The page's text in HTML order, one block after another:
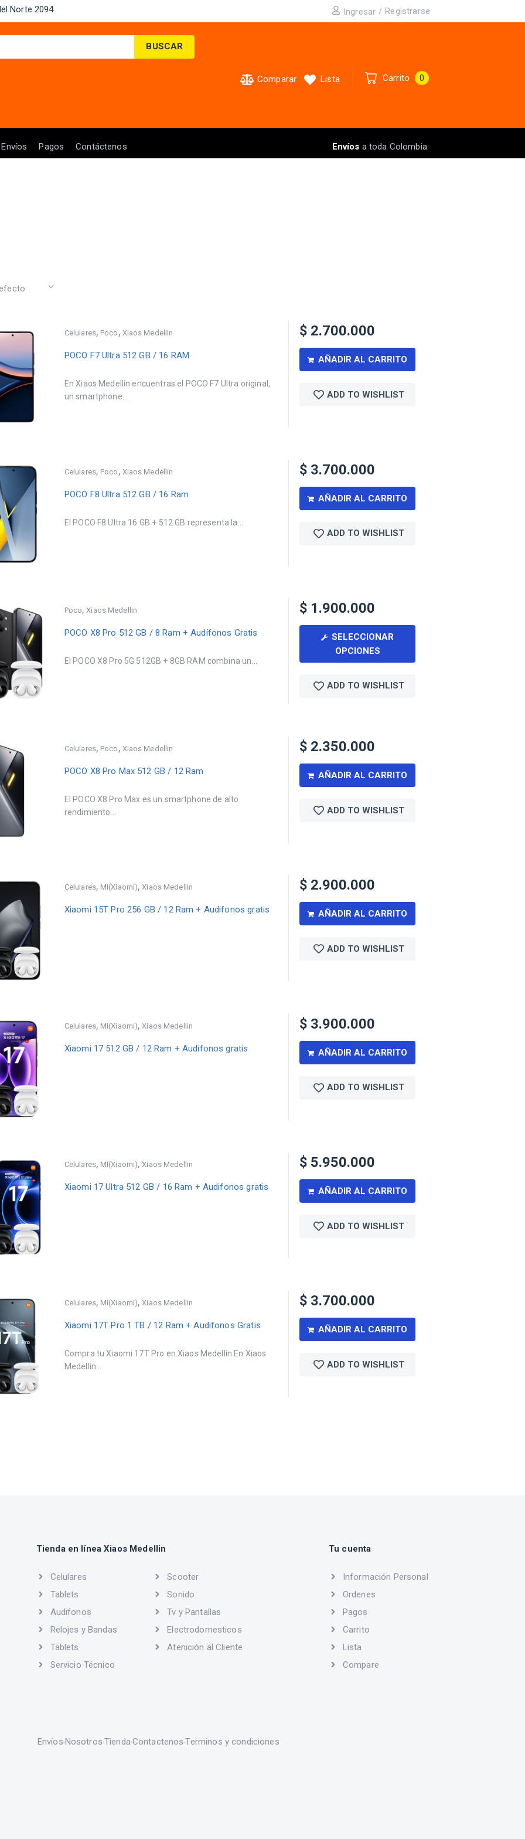
Norte 2094 Ingresar / Registrarse
BUSCAR
Comparar Lista Carrito 0
Envíos Pagos Contáctenos Envíos a toda Colombia.
Celulares, Poco , Xiaos Medellin
POCO F7 Ultra 512 GB / 16 RAM
En Xiaos Medellín encuentras el POCO F7 Ultra original,
un smartphone...
$ 2.700.000
AÑADIR AL CARRITO
ADD TO WISHLIST
Celulares, Poco , Xiaos Medellin
POCO F8 Ultra 512 GB / 16 Ram
El POCO F8 Ultra 16 GB + 512 GB representa la...
$ 3.700.000
AÑADIR AL CARRITO
ADD TO WISHLIST
Poco,Xiaos Medellin
POCO X8 Pro 512 GB / 8 Ram + Audífonos Gratis
El POCO X8 Pro 5G 512GB + 8GB RAM combina un...
$ 1.900.000
SELECCIONAR
OPCIONES
ADD TO WISHLIST
Celulares, Poco , Xiaos Medellin
POCO X8 Pro Max 512 GB / 12 Ram
El POCO X8 Pro Max es un smartphone de alto
rendimiento...
$ 2.350.000
AÑADIR AL CARRITO
ADD TO WISHLIST
Celulares, MI(Xiaomi),Xiaos Medellin
Xiaomi 15T Pro 256 GB / 12 Ram + Audifonos gratis
$ 2.900.000
AÑADIR AL CARRITO
ADD TO WISHLIST
Celulares, MI(Xiaomi),Xiaos Medellin
Xiaomi 17 512 GB / 12 Ram + Audifonos gratis
$ 3.900.000
AÑADIR AL CARRITO
ADD TO WISHLIST
Celulares, MI(Xiaomi),Xiaos Medellin
Xiaomi 17 Ultra 512 GB / 16 Ram + Audifonos gratis
$ 5.950.000
AÑADIR AL CARRITO
ADD TO WISHLIST
Celulares, MI(Xiaomi),Xiaos Medellin
Xiaomi 17T Pro 1 TB / 12 Ram + Audifonos Gratis
Compra tu Xiaomi 17T Pro en Xiaos Medellín En Xiaos
Medellín...
$ 3.700.000
AÑADIR AL CARRITO
ADD TO WISHLIST
Tienda en línea Xiaos Medellin
Celulares
Tablets
Audifonos
Relojes y Bandas
Tablets
Servicio Técnico
Scooter
Sonido
Tv y Pantallas
Electrodomesticos
Atenición al Cliente
Tu cuenta
Información Personal
Ordenes
Pagos
Carrito
Lista
Compare
Envíos Nosotros TiendaContactenosTerminos y condiciones